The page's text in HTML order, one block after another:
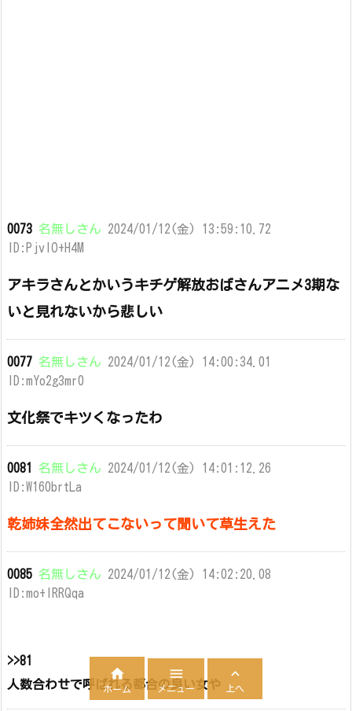
0073 名無しさん 2024/01/12(金) 13:59:10.72
ID:PjvlO+H4M
アキラさんとかいうキチゲ解放おばさんアニメ3期な
いと見れないから悲しい
0077 名無しさん 2024/01/12(金) 14:00:34.01
ID:mYo2g3mr0
文化祭でキツくなったわ
0081 名無しさん 2024/01/12(金) 14:01:12.26
ID:W160brtLa
乾姉妹全然出てこないって聞いて草生えた
0085 名無しさん 2024/01/12(金) 14:02:20.08
ID:mo+lRRQqa
>>81
人数合わせで呼ばれる都合の良い女や

ホーム

メニュー

上へ